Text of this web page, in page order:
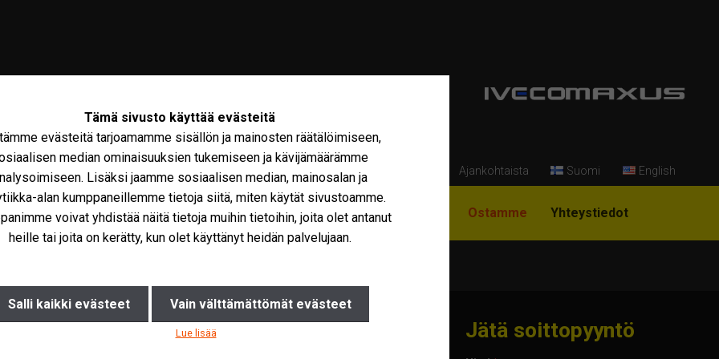
Ajankohtaista Suomi English
Maxus Iveco Varaosat Tarvikkeet Miksi Niemi-Korpi? Ostamme Yhteystiedot
Jätä soittopyyntö
Tämä sivusto käyttää evästeitä
evästeitä tarjoamamme sisällön ja mainosten räätälöimiseen,
median ominaisuuksien tukemiseen ja kävijämäärämme
Lisäksi jaamme sosiaalisen median, mainosalan ja
alan kumppaneillemme tietoja siitä, miten käytät sivustoamme.
voivat yhdistää näitä tietoja muihin tietoihin, joita olet antanut
heille tai joita on kerätty, kun olet käyttänyt heidän palvelujaan.
Salli kaikki evästeet Vain välttämättömät evästeet
Lue lisää